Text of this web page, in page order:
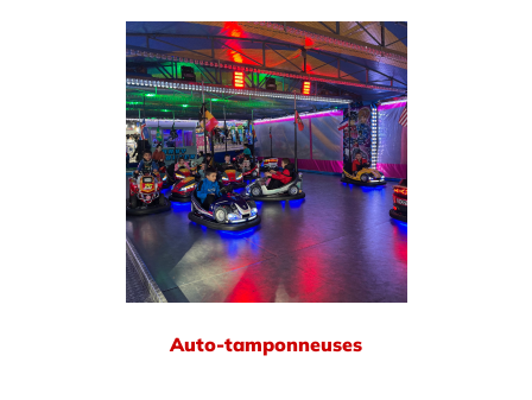
Auto-tamponneuses